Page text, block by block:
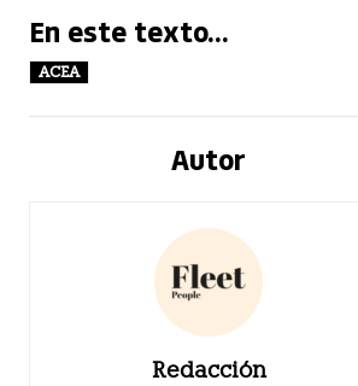
En este texto...
ACEA
Autor
Redacción